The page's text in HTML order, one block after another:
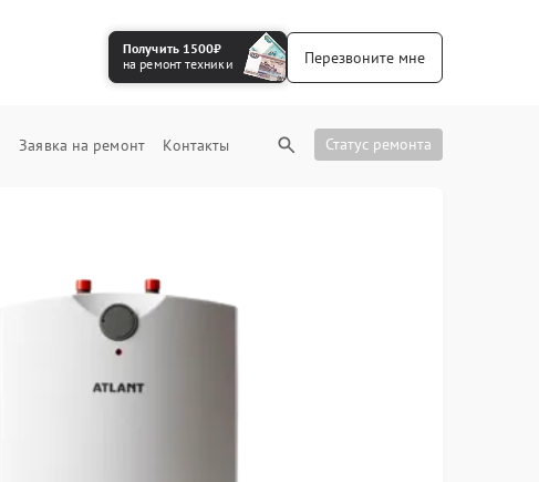
Получить 1500₽
на ремонт техники
Перезвоните мне
Заявка на ремонт Контакты Статус ремонта